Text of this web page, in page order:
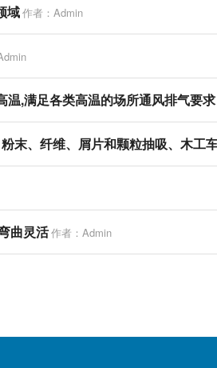
域作者：Admin
温,满足各类高温的场所通风排气要求
末、纤维、屑片和颗粒抽吸、木工
曲灵活作者：Admin